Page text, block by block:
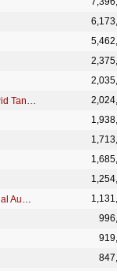
พิษต้านพิษ - จินตหรา พูนลาภ feat. แซ็ค ชุมแพ Pid Tan Pid【OFFICIAL VIDEO】
สาธุ 5G - แซ็ค ชุมแพ Ost.หลวงพี่แจ๊ส 5G【Official Audio】